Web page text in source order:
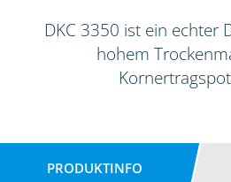
DKC 3350 ist ein echter
hohem
PRODUKTINFO